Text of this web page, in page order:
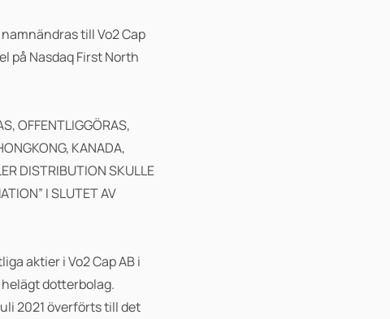
till Vo2 Cap
på Nasdaq First North
OFFENTLIGGÖRAS,
KANADA,
DISTRIBUTION SKULLE
I SLUTET AV
aktier i Vo2 Cap AB i
dotterbolag.
2021 överförts till det